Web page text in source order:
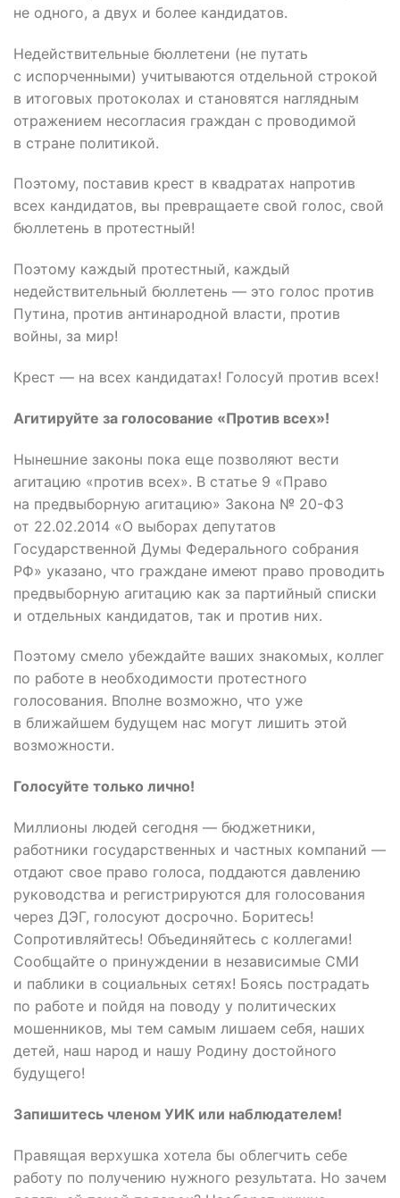
не одного, а двух и более кандидатов.
Недействительные бюллетени (не путать
с испорченными) учитываются отдельной строкой
в итоговых протоколах и становятся наглядным
отражением несогласия граждан с проводимой
в стране политикой.
Поэтому, поставив крест в квадратах напротив
всех кандидатов, вы превращаете свой голос, свой
бюллетень в протестный!
Поэтому каждый протестный, каждый
недействительный бюллетень — это голос против
Путина, против антинародной власти, против
войны, за мир!
Крест — на всех кандидатах! Голосуй против всех!
Агитируйте за голосование «Против всех»!
Нынешние законы пока еще позволяют вести
агитацию «против всех». В статье 9 «Право
на предвыборную агитацию» Закона № 20-ФЗ
от 22.02.2014 «О выборах депутатов
Государственной Думы Федерального собрания
РФ» указано, что граждане имеют право проводить
предвыборную агитацию как за партийный списки
и отдельных кандидатов, так и против них.
Поэтому смело убеждайте ваших знакомых, коллег
по работе в необходимости протестного
голосования. Вполне возможно, что уже
в ближайшем будущем нас могут лишить этой
возможности.
Голосуйте только лично!
Миллионы людей сегодня — бюджетники,
работники государственных и частных компаний —
отдают свое право голоса, поддаются давлению
руководства и регистрируются для голосования
через ДЭГ, голосуют досрочно. Боритесь!
Сопротивляйтесь! Объединяйтесь с коллегами!
Сообщайте о принуждении в независимые СМИ
и паблики в социальных сетях! Боясь пострадать
по работе и пойдя на поводу у политических
мошенников, мы тем самым лишаем себя, наших
детей, наш народ и нашу Родину достойного
будущего!
Запишитесь членом УИК или наблюдателем!
Правящая верхушка хотела бы облегчить себе
работу по получению нужного результата. Но зачем